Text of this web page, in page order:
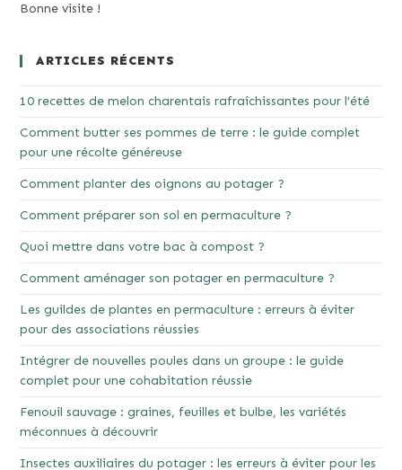
Bonne visite !
ARTICLES RÉCENTS
10 recettes de melon charentais rafraîchissantes pour l’été
Comment butter ses pommes de terre : le guide complet
pour une récolte généreuse
Comment planter des oignons au potager ?
Comment préparer son sol en permaculture ?
Quoi mettre dans votre bac à compost ?
Comment aménager son potager en permaculture ?
Les guildes de plantes en permaculture : erreurs à éviter
pour des associations réussies
Intégrer de nouvelles poules dans un groupe : le guide
complet pour une cohabitation réussie
Fenouil sauvage : graines, feuilles et bulbe, les variétés
méconnues à découvrir
Insectes auxiliaires du potager : les erreurs à éviter pour les